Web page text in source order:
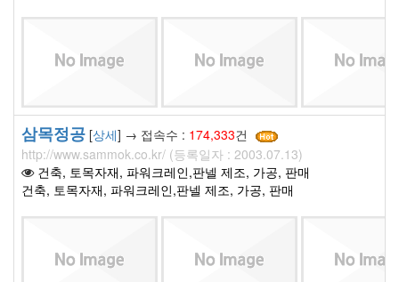
삼목정공 [상세] → 접속수 : 174,333건
http://www.sammok.co.kr/ (등록일자 : 2003.07.13)
건축, 토목자재, 파워크레인,판넬 제조, 가공, 판매
건축, 토목자재, 파워크레인,판넬 제조, 가공, 판매